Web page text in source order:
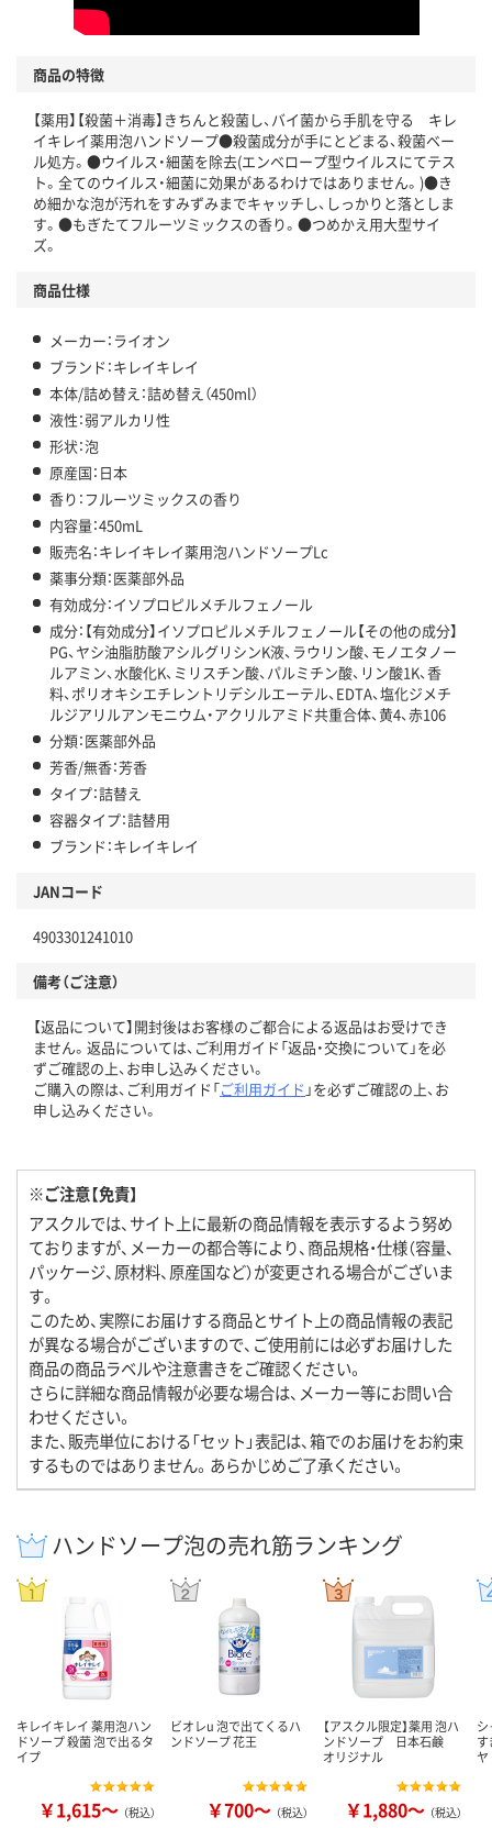
商品の特徴
【薬用】【殺菌＋消毒】きちんと殺菌し、バイ菌から手肌を守る キレ
イキレイ薬用泡ハンドソープ●殺菌成分が手にとどまる、殺菌ベー
ル処方。●ウイルス・細菌を除去(エンベロープ型ウイルスにてテス
ト。全てのウイルス・細菌に効果があるわけではありません。)●き
め細かな泡が汚れをすみずみまでキャッチし、しっかりと落としま
す。●もぎたてフルーツミックスの香り。●つめかえ用大型サイ
ズ。
商品仕様
メーカー：ライオン
ブランド：キレイキレイ
本体/詰め替え：詰め替え（450ml）
液性：弱アルカリ性
形状：泡
原産国：日本
香り：フルーツミックスの香り
内容量：450mL
販売名：キレイキレイ薬用泡ハンドソープLc
薬事分類：医薬部外品
有効成分：イソプロピルメチルフェノール
成分：【有効成分】イソプロピルメチルフェノール【その他の成分】
PG、ヤシ油脂肪酸アシルグリシンK液、ラウリン酸、モノエタノー
ルアミン、水酸化K、ミリスチン酸、パルミチン酸、リン酸1K、香
料、ポリオキシエチレントリデシルエーテル、EDTA、塩化ジメチ
ルジアリルアンモニウム・アクリルアミド共重合体、黄4、赤106
分類：医薬部外品
芳香/無香：芳香
タイプ：詰替え
容器タイプ：詰替用
ブランド：キレイキレイ
JANコード
4903301241010
備考（ご注意）
【返品について】開封後はお客様のご都合による返品はお受けでき
ません。返品については、ご利用ガイド「返品・交換について」を必
ずご確認の上、お申し込みください。
ご購入の際は、ご利用ガイド「ご利用ガイド 」を必ずご確認の上、お
申し込みください。
※ご注意【免責】
アスクルでは、サイト上に最新の商品情報を表示するよう努め
ておりますが、メーカーの都合等により、商品規格・仕様（容量、
パッケージ、原材料、原産国など）が変更される場合がございま
す。
このため、実際にお届けする商品とサイト上の商品情報の表記
が異なる場合がございますので、ご使用前には必ずお届けした
商品の商品ラベルや注意書きをご確認ください。
さらに詳細な商品情報が必要な場合は、メーカー等にお問い合
わせください。
また、販売単位における「セット」表記は、箱でのお届けをお約束
するものではありません。あらかじめご了承ください。
ハンドソープ泡の売れ筋ランキング
キレイキレイ 薬用泡ハン
ドソープ 殺菌 泡で出るタ
イプ
￥1,615～ （税込）
ビオレu 泡で出てくるハ
ンドソープ 花王
￥700～ （税込）
【アスクル限定】薬用 泡ハ
ンドソープ 日本石鹸
オリジナル
￥1,880～ （税込）
ヤ